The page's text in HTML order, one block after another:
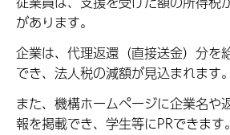
があります。
企業は、代理返還（直接送金）分を
でき、法人税の減額が見込まれます。
また、機構ホームページに企業名や
報を掲載でき、学生等にPRできます。